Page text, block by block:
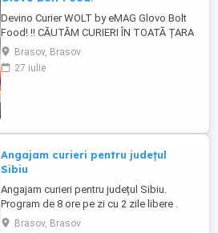
Devino Curier WOLT by eMAG Glovo Bolt
Food! !! CĂUTĂM CURIERI ÎN TOATĂ ȚARA
!! Alege libertatea și câștigă pe măsura
efortului tău! ACCEPTĂM ȘI
COLABORATORI CU PFA SRL! Ce îți
Brasov, Brasov
27 iulie
Angajam curieri pentru județul
Sibiu
Angajam curieri pentru județul Sibiu.
Program de 8 ore pe zi cu 2 zile libere .
Salariul atractiv
Brasov, Brasov